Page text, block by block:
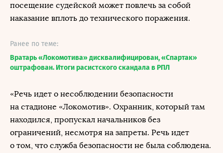
посещение судейской может повлечь за собой
наказание вплоть до технического поражения.
Ранее по теме:
Вратарь «Локомотива» дисквалифицирован, «Спартак»
оштрафован. Итоги расистского скандала в РПЛ
«Речь идет о несоблюдении безопасности
на стадионе «Локомотив». Охранник, который там
находился, пропускал начальников без
ограничений, несмотря на запреты. Речь идет
о том, что служба безопасности не была соблюдена.